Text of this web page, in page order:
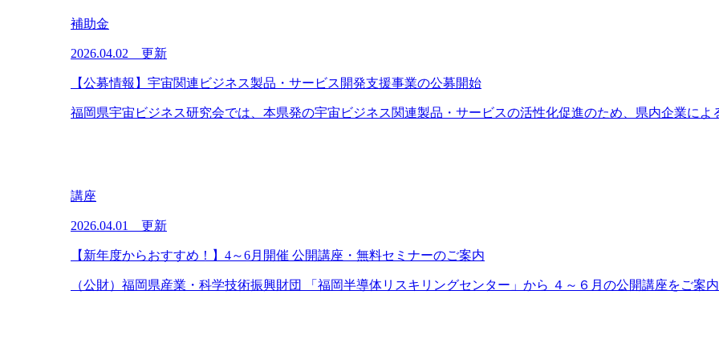
補助金
2026.04.02 更新
【公募情報】宇宙関連ビジネス製品・サービス開発支援事業の公募開始
福岡県宇宙ビジネス研究会では、本県発の宇宙ビジネス関連製品・サービスの活性化促進のため、県内企業によ
講座
2026.04.01 更新
【新年度からおすすめ！】4～6月開催 公開講座・無料セミナーのご案内
（公財）福岡県産業・科学技術振興財団 「福岡半導体リスキリングセンター」から ４～６月の公開講座をご案